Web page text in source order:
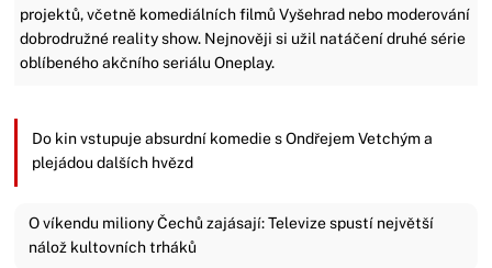
projektů, včetně komediálních filmů Vyšehrad nebo moderování
dobrodružné reality show. Nejnověji si užil natáčení druhé série
oblíbeného akčního seriálu Oneplay.
Do kin vstupuje absurdní komedie s Ondřejem Vetchým a
plejádou dalších hvězd
O víkendu miliony Čechů zajásají: Televize spustí největší
nálož kultovních trháků